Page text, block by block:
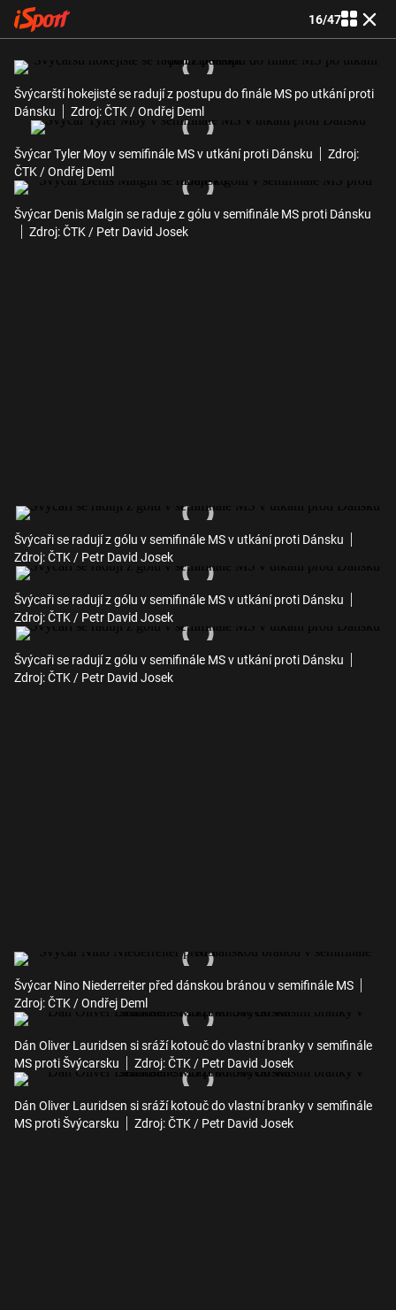
16/47
Švýcarští hokejisté se radují z postupu do finále MS po utkání proti
Dánsku
Zdroj: ČTK / Ondřej Deml
Švýcar Tyler Moy v semifinále MS v utkání proti Dánsku
Zdroj:
ČTK / Ondřej Deml
Švýcar Denis Malgin se raduje z gólu v semifinále MS proti Dánsku
Zdroj: ČTK / Petr David Josek
Švýcaři se radují z gólu v semifinále MS v utkání proti Dánsku
Zdroj: ČTK / Petr David Josek
Švýcaři se radují z gólu v semifinále MS v utkání proti Dánsku
Zdroj: ČTK / Petr David Josek
Švýcaři se radují z gólu v semifinále MS v utkání proti Dánsku
Zdroj: ČTK / Petr David Josek
Švýcar Nino Niederreiter před dánskou bránou v semifinále MS
Zdroj: ČTK / Ondřej Deml
Dán Oliver Lauridsen si sráží kotouč do vlastní branky v semifinále
MS proti Švýcarsku
Zdroj: ČTK / Petr David Josek
Dán Oliver Lauridsen si sráží kotouč do vlastní branky v semifinále
MS proti Švýcarsku
Zdroj: ČTK / Petr David Josek